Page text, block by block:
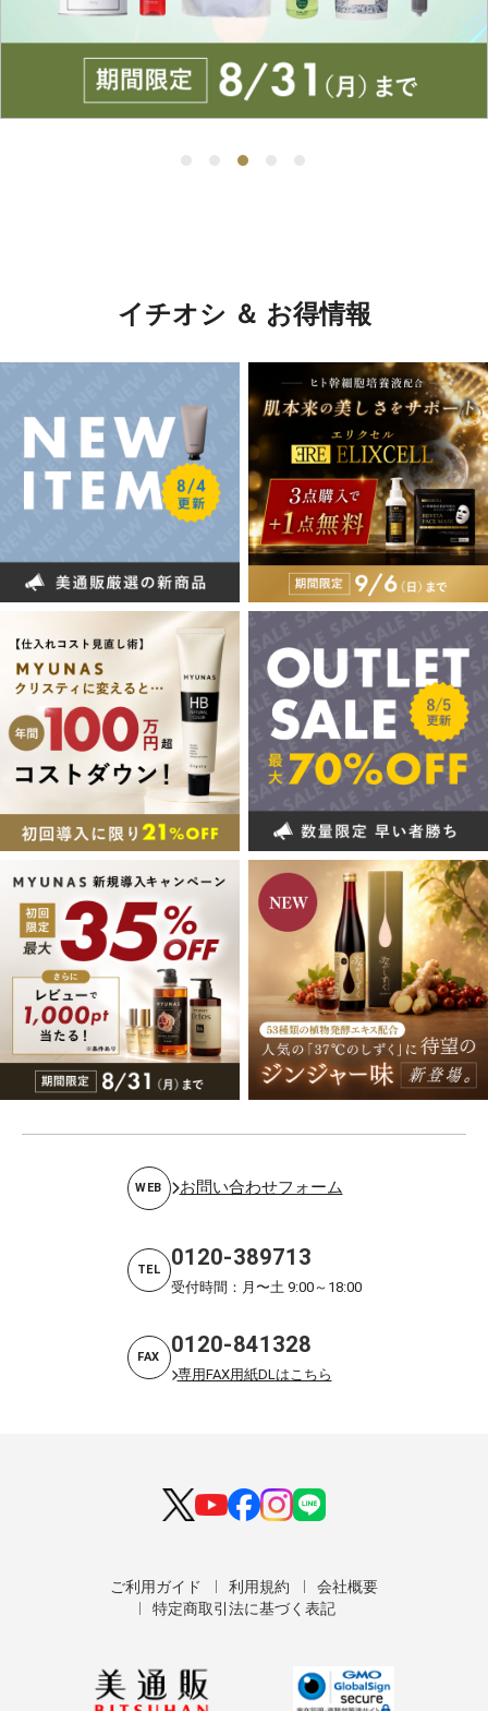
イチオシ ＆ お得情報
WEB お問い合わせフォーム
TEL 0120-389713
受付時間：月〜土 9:00～18:00
FAX 0120-841328
専用FAX用紙DLはこちら
ご利用ガイド 利用規約
会社概要
特定商取引法に基づく表記